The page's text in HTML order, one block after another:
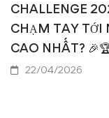
CHALLENGE
CHẠM TAY TỚI
CAO NHẤT?
22/04/2026